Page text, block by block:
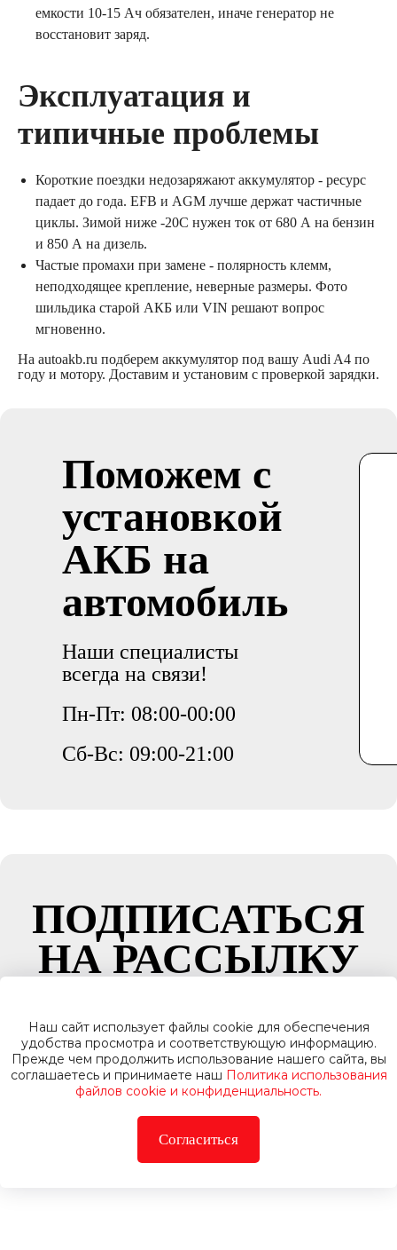
емкости 10-15 Ач обязателен, иначе генератор не
восстановит заряд.
Эксплуатация и
типичные проблемы
Короткие поездки недозаряжают аккумулятор - ресурс
падает до года. EFB и AGM лучше держат частичные
циклы. Зимой ниже -20C нужен ток от 680 А на бензин
и 850 А на дизель.
Частые промахи при замене - полярность клемм,
неподходящее крепление, неверные размеры. Фото
шильдика старой АКБ или VIN решают вопрос
мгновенно.
На autoakb.ru подберем аккумулятор под вашу Audi A4 по
году и мотору. Доставим и установим с проверкой зарядки.
Поможем с
установкой
АКБ на
автомобиль
Наши специалисты
всегда на связи!
Пн-Пт: 08:00-00:00
Сб-Вс: 09:00-21:00
ПОДПИСАТЬСЯ
НА РАССЫЛКУ
акций
Наш сайт использует файлы cookie для обеспечения
удобства просмотра и соответствующую информацию.
Прежде чем продолжить использование нашего сайта, вы
соглашаетесь и принимаете наш Политика использования
файлов cookie и конфиденциальность.
Согласиться